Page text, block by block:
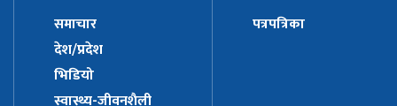
समाचार
देश/प्रदेश
भिडियो
स्वास्थ्य-जीवनशैली
पत्रपत्रिका